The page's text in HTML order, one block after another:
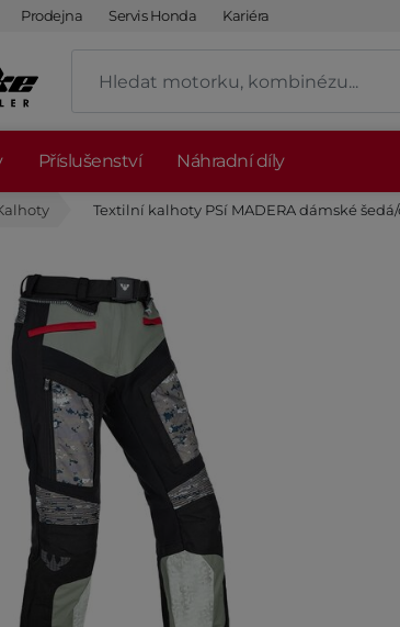
Prodejna Servis Honda Kariéra
Příslušenství Náhradní díly
Textilní kalhoty PSí MADERA dámské